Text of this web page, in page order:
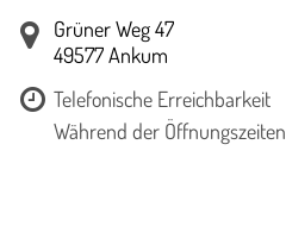
Grüner Weg 47
49577 Ankum
Telefonische Erreichbarkeit
Während der Öffnungszeiten